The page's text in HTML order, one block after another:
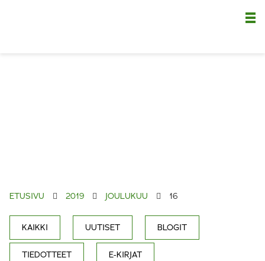
ETUSIVU 2019 JOULUKUU 16
KAIKKI UUTISET BLOGIT
TIEDOTTEET E-KIRJAT